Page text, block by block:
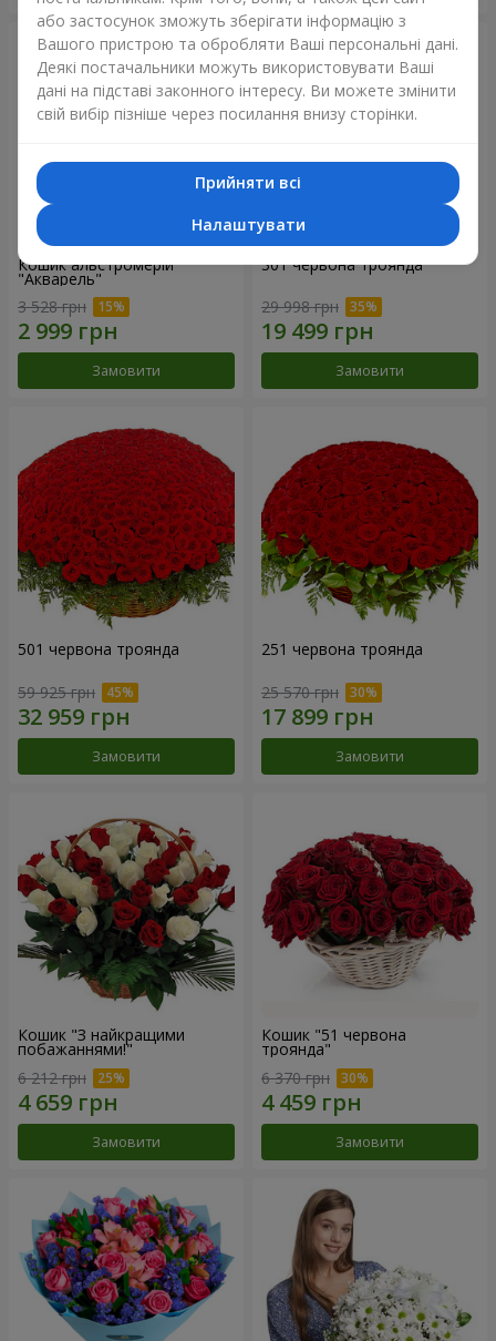
Кошик альстромерій
"Акварель"
3 528 грн
Замовити
301 червона троянда
29 998 грн
Замовити
501 червона троянда
59 925 грн
Замовити
251 червона троянда
25 570 грн
Замовити
Кошик "З найкращими
побажаннями!"
6 212 грн
Замовити
Кошик "51 червона
троянда"
6 370 грн
Замовити
або застосунок зможуть зберігати інформацію з
Вашого пристрою та обробляти Ваші персональні дані.
Деякі постачальники можуть використовувати Ваші
дані на підставі законного інтересу. Ви можете змінити
свій вибір пізніше через посилання внизу сторінки.
Прийняти всі
Налаштувати